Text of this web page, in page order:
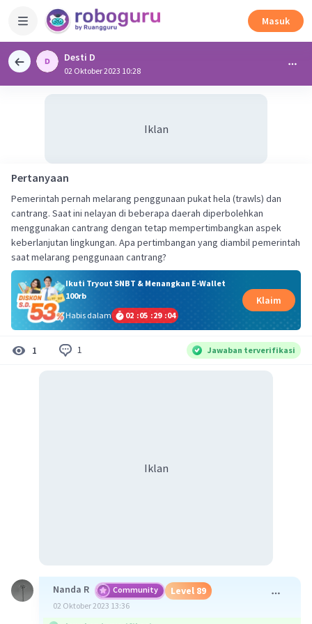
Masuk
Desti D
02 Oktober 2023 10:28
Iklan
Pertanyaan
Pemerintah pernah melarang penggunaan pukat hela (trawls) dan
cantrang. Saat ini nelayan di beberapa daerah diperbolehkan
menggunakan cantrang dengan tetap mempertimbangkan aspek
keberlanjutan lingkungan. Apa pertimbangan yang diambil pemerintah
saat melarang penggunaan cantrang?
Ikuti Tryout SNBT & Menangkan E-Wallet
100rb
Habis dalam
02 :05 :29 :04
Klaim
1 1 Jawaban terverifikasi
Iklan
Nanda R Community Level 89
02 Oktober 2023 13:36